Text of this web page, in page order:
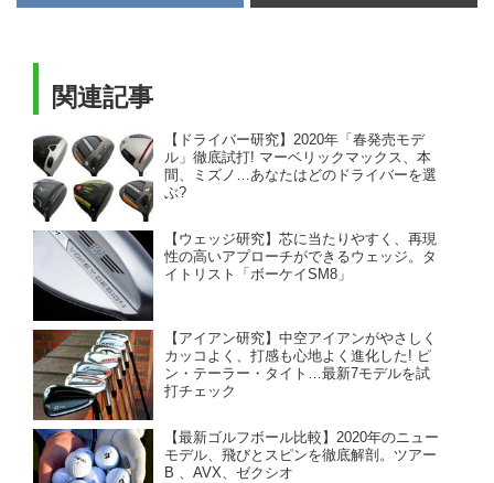
関連記事
【ドライバー研究】2020年「春発売モデ
ル」徹底試打! マーベリックマックス、本
間、ミズノ…あなたはどのドライバーを選
ぶ?
【ウェッジ研究】芯に当たりやすく、再現
性の高いアプローチができるウェッジ。タ
イトリスト「ボーケイSM8」
【アイアン研究】中空アイアンがやさしく
カッコよく、打感も心地よく進化した! ピ
ン・テーラー・タイト…最新7モデルを試
打チェック
【最新ゴルフボール比較】2020年のニュー
モデル、飛びとスピンを徹底解剖。ツアー
B 、AVX、ゼクシオ